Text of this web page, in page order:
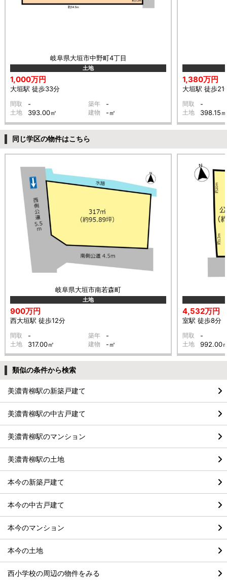
岐阜県大垣市中野町4丁目
土地
1,000万円
大垣駅 徒歩33分
間取 - 築年 -
土地 393.00㎡ 建物 -㎡
1,380万円
大垣駅 徒歩21
間取 -
土地 398.15㎡
同じ学区の物件はこちら
岐阜県大垣市南若森町
土地
900万円
西大垣駅 徒歩12分
間取 - 築年 -
土地 317.00㎡ 建物 -㎡
4,532万円
室駅 徒歩8分
間取 -
土地 992.00
類似の条件から検索
美濃青柳駅の新築戸建て
美濃青柳駅の中古戸建て
美濃青柳駅のマンション
美濃青柳駅の土地
本今の新築戸建て
本今の中古戸建て
本今のマンション
本今の土地
西小学校の周辺の物件をみる